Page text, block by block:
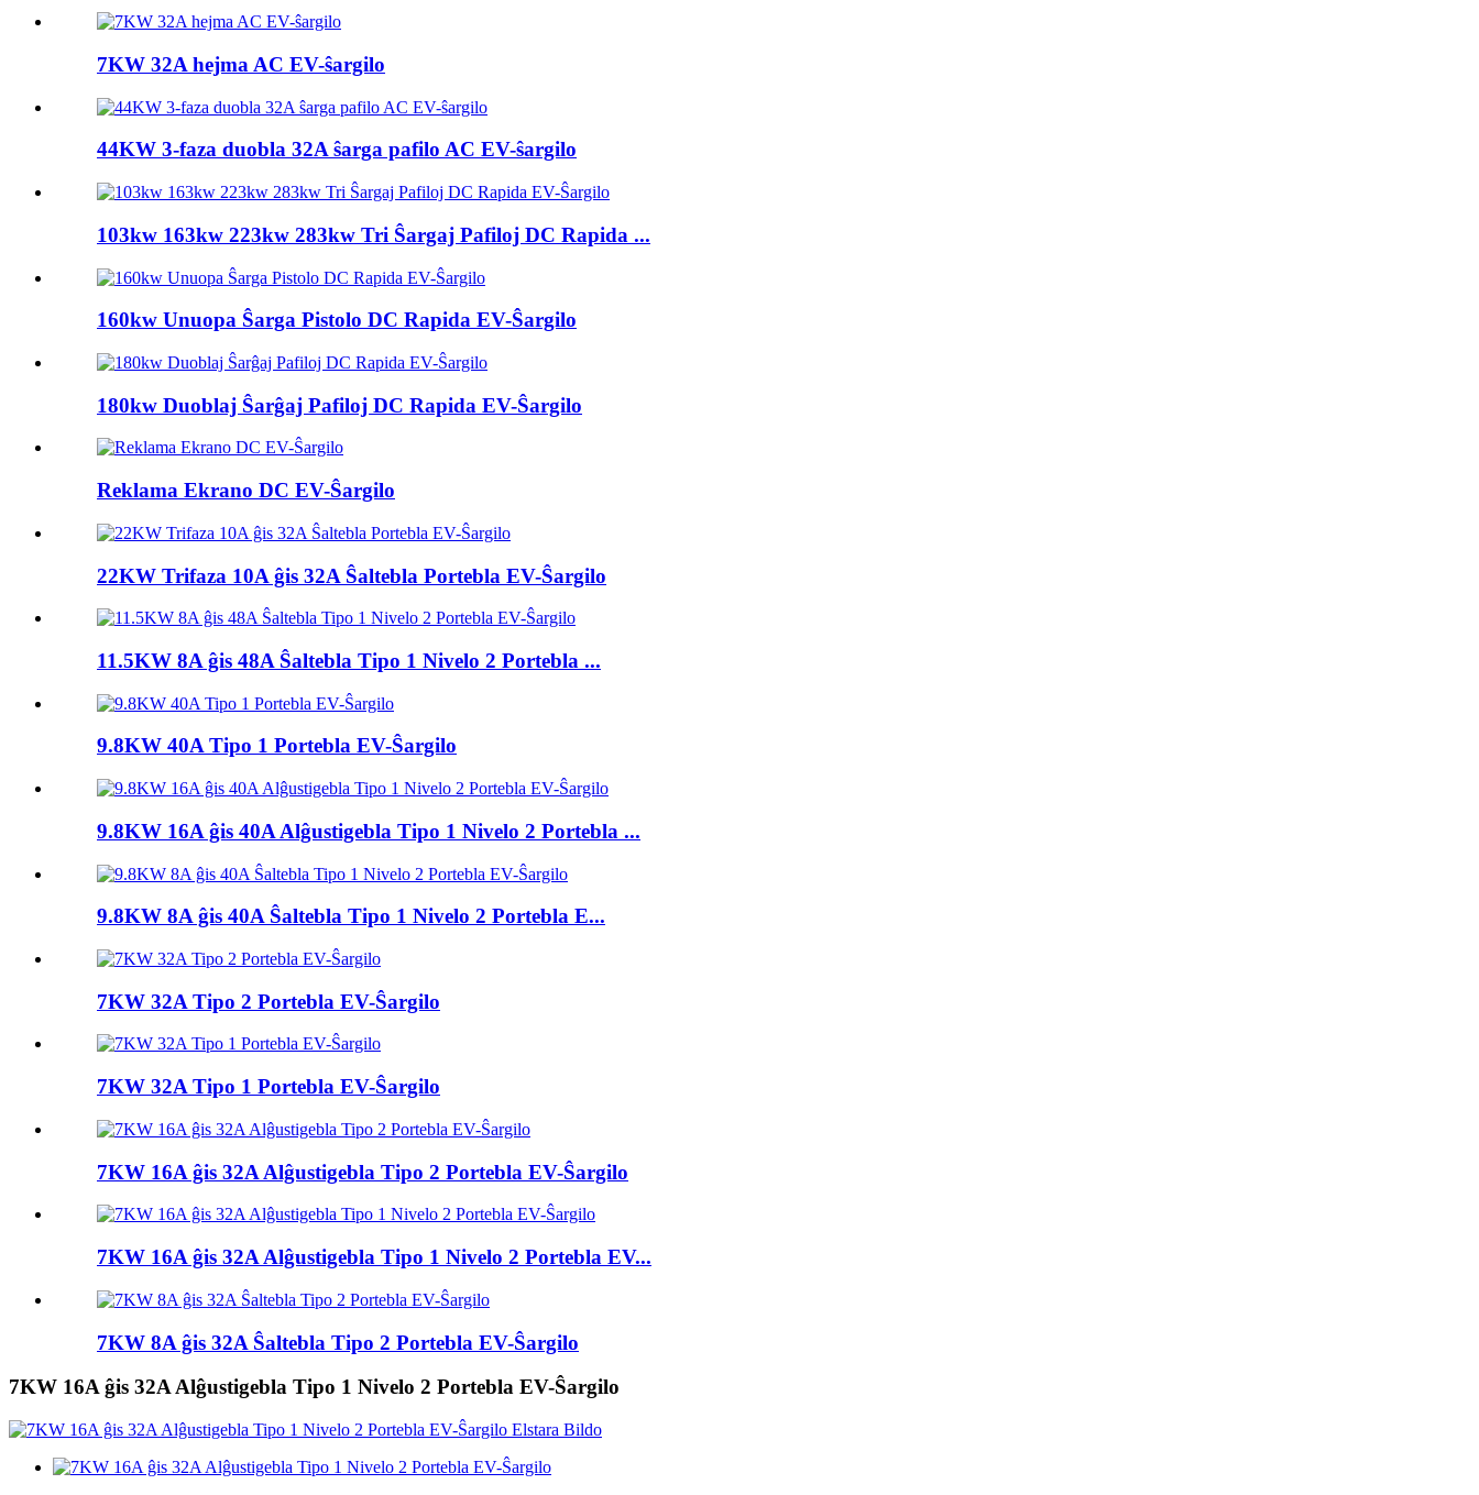
7KW 32A hejma AC EV-ŝargilo
44KW 3-faza duobla 32A ŝarga pafilo AC EV-ŝargilo
103kw 163kw 223kw 283kw Tri Ŝargaj Pafiloj DC Rapida ...
160kw Unuopa Ŝarga Pistolo DC Rapida EV-Ŝargilo
180kw Duoblaj Ŝarĝaj Pafiloj DC Rapida EV-Ŝargilo
Reklama Ekrano DC EV-Ŝargilo
22KW Trifaza 10A ĝis 32A Ŝaltebla Portebla EV-Ŝargilo
11.5KW 8A ĝis 48A Ŝaltebla Tipo 1 Nivelo 2 Portebla ...
9.8KW 40A Tipo 1 Portebla EV-Ŝargilo
9.8KW 16A ĝis 40A Alĝustigebla Tipo 1 Nivelo 2 Portebla ...
9.8KW 8A ĝis 40A Ŝaltebla Tipo 1 Nivelo 2 Portebla E...
7KW 32A Tipo 2 Portebla EV-Ŝargilo
7KW 32A Tipo 1 Portebla EV-Ŝargilo
7KW 16A ĝis 32A Alĝustigebla Tipo 2 Portebla EV-Ŝargilo
7KW 16A ĝis 32A Alĝustigebla Tipo 1 Nivelo 2 Portebla EV...
7KW 8A ĝis 32A Ŝaltebla Tipo 2 Portebla EV-Ŝargilo
7KW 16A ĝis 32A Alĝustigebla Tipo 1 Nivelo 2 Portebla EV-Ŝargilo